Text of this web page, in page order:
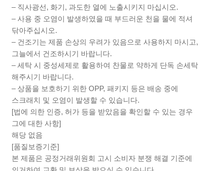
– 직사광선, 화기, 과도한 열에 노출시키지 마십시오.
– 사용 중 오염이 발생하였을 때 부드러운 천을 물에 적셔
닦아주십시오.
– 건조기는 제품 손상의 우려가 있음으로 사용하지 마시고,
그늘에서 건조하시기 바랍니다.
– 세탁 시 중성세제로 활용하여 찬물로 약하게 단독 손세탁
해주시기 바랍니다.
– 상품을 보호하기 위한 OPP, 패키지 등은 배송 중에
스크래치 및 오염이 발생할 수 있습니다.
[법에 의한 인증, 허가 등을 받았음을 확인할 수 있는 경우
그에 대한 사항]
해당 없음
[품질보증기준]
본 제품은 공정거래위원회 고시 소비자 분쟁 해결 기준에